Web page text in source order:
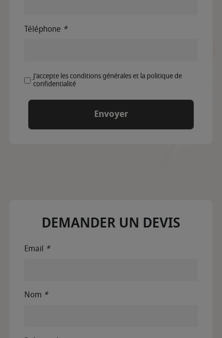
Téléphone *
J'accepte les conditions générales et la politique de
confidentialité
DEMANDER UN DEVIS
Email *
Nom *